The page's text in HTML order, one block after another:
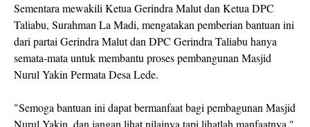
Sementara mewakili Ketua Gerindra Malut dan Ketua DPC
Taliabu, Surahman La Madi, mengatakan pemberian bantuan ini
dari partai Gerindra Malut dan DPC Gerindra Taliabu hanya
semata-mata untuk membantu proses pembangunan Masjid
Nurul Yakin Permata Desa Lede.
"Semoga bantuan ini dapat bermanfaat bagi pembagunan Masjid
Nurul Yakin, dan jangan lihat nilainya tapi lihatlah manfaatnya,"